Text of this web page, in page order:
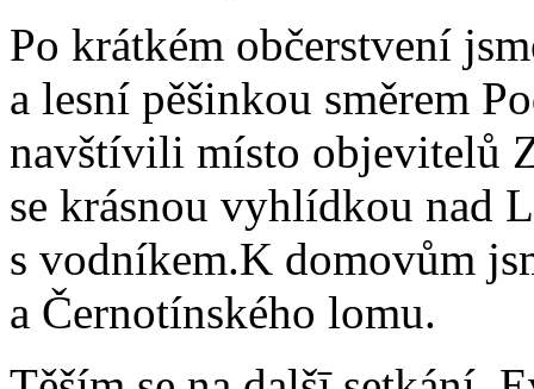
Po krátkém občerstvení
a lesní pěšinkou směrem
navštívili místo objevitelů
se krásnou vyhlídkou nad
s vodníkem.K domovům
a Černotínského lomu.